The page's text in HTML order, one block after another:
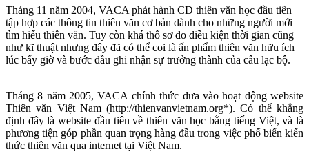
Tháng 11 năm 2004, VACA phát hành CD thiên văn học đầu tiên
tập hợp các thông tin thiên văn cơ bản dành cho những người mới
tìm hiểu thiên văn. Tuy còn khá thô sơ do điều kiện thời gian cũng
như kĩ thuật nhưng đây đã có thể coi là ấn phẩm thiên văn hữu ích
lúc bấy giờ và bước đầu ghi nhận sự trưởng thành của câu lạc bộ.
Tháng 8 năm 2005, VACA chính thức đưa vào hoạt động website
Thiên văn Việt Nam (http://thienvanvietnam.org*). Có thể khẳng
định đây là website đầu tiên về thiên văn học bằng tiếng Việt, và là
phương tiện góp phần quan trọng hàng đầu trong việc phổ biến kiến
thức thiên văn qua internet tại Việt Nam.